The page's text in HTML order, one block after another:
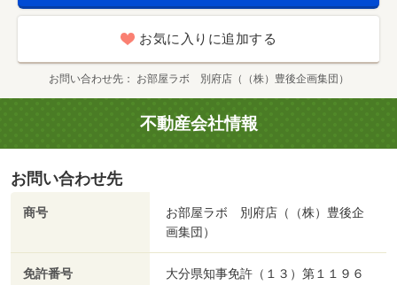
お気に入りに追加する
お問い合わせ先 お部屋ラボ 別府店（（株）豊後企画集団）
不動産会社情報
お問い合わせ先
商号
お部屋ラボ 別府店（（株）豊後企
画集団）
免許番号
大分県知事免許（１３）第１１９６